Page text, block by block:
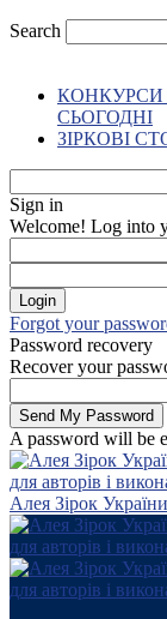
Search
КОНКУРСИ
СЬОГОДНІ
ЗІРКОВІ
Sign in
Welcome! Log into
Forgot your
Password recovery
Recover your
A password will be
Алея Зірок України